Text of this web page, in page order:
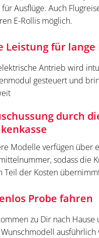
Ausflüge. Auch
E-Rollis möglich.
Leistung für lange
Antrieb wird
gesteuert und
durch
Modelle verfügen über
sodass die
Teil der Kosten
Probe fahren
zu Dir nach Hause
ausführlich